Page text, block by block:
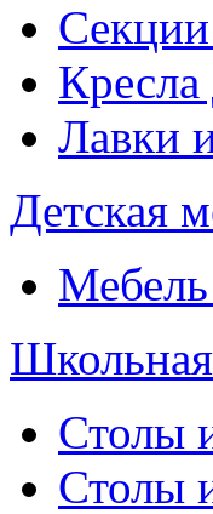
Кресла
Лавки
Детская
Мебель
Столы
Столы